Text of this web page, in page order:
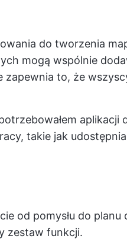
do tworzenia
mogą wspólnie
zapewnia to, że
takie jak
od pomysłu do planu
zestaw funkcji.